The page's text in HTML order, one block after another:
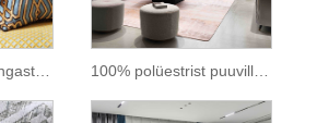
100% polüesterkangast kuldtrükitud kangas kardina jaoks 100% polüestrist puuvillast kangast kardinapolstrikangad